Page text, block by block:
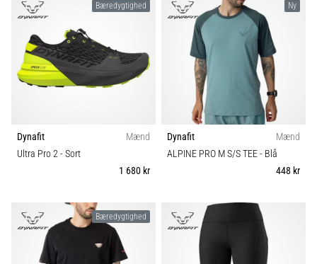
Bæredygtighed
Dynafit
Mænd
Ultra Pro 2- Sort
1 680 kr
Ny
Dynafit
Mænd
ALPINE PRO M S/S TEE- Blå
448 kr
Bæredygtighed